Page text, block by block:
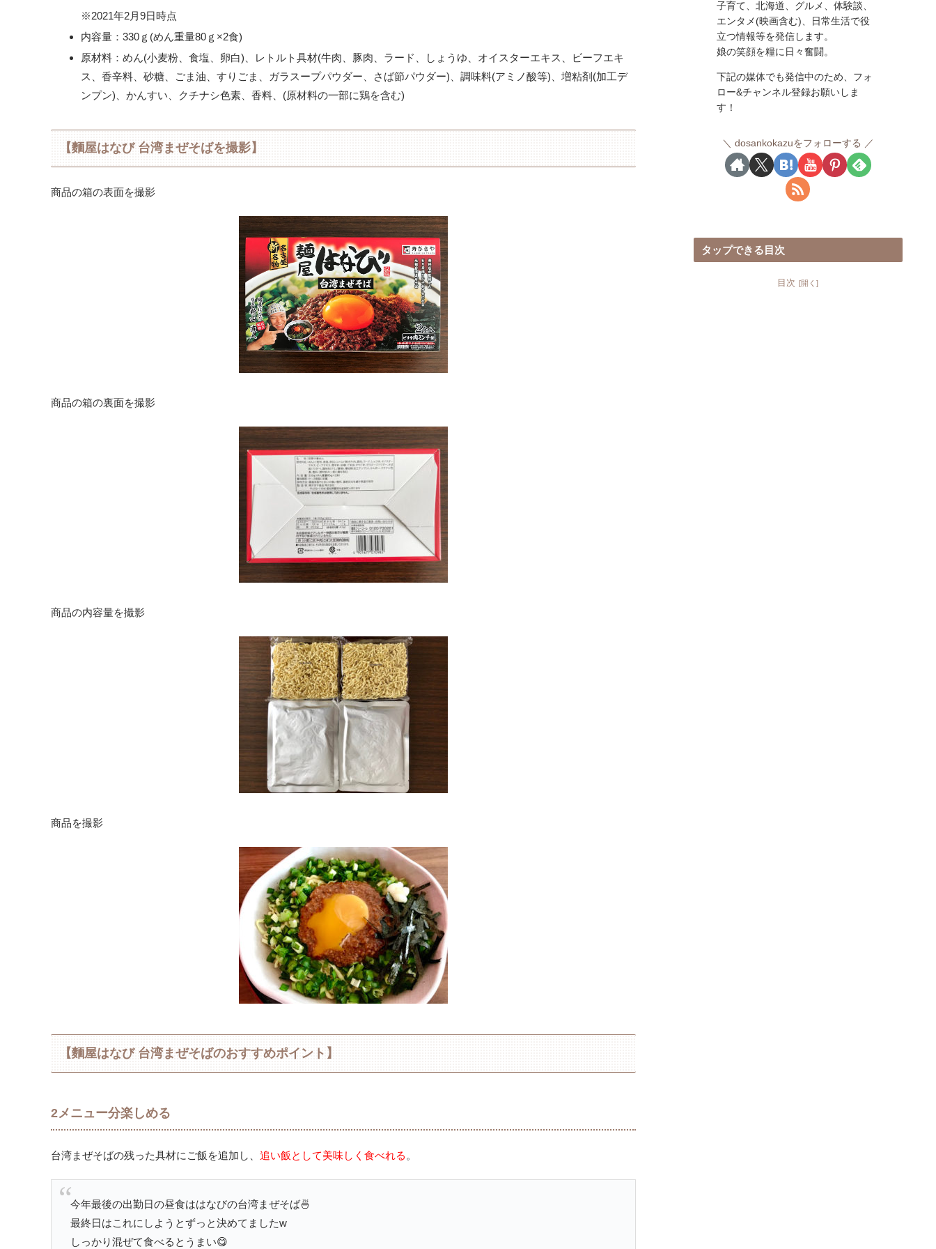
※2021年2月9日時点
内容量：330ｇ(めん重量80ｇ×2食)
原材料：めん(小麦粉、食塩、卵白)、レトルト具材(牛肉、豚肉、ラード、しょうゆ、オイスターエキス、ビーフエキ
ス、香辛料、砂糖、ごま油、すりごま、ガラスープパウダー、さば節パウダー)、調味料(アミノ酸等)、増粘剤(加工デ
ンプン)、かんすい、クチナシ色素、香料、(原材料の一部に鶏を含む)
【麵屋はなび 台湾まぜそばを撮影】
商品の箱の表面を撮影
商品の箱の裏面を撮影
商品の内容量を撮影
商品を撮影
【麵屋はなび 台湾まぜそばのおすすめポイント】
2メニュー分楽しめる
台湾まぜそばの残った具材にご飯を追加し、 追い飯として美味しく食べれる 。
今年最後の出勤日の昼食ははなびの台湾まぜそば🍜
最終日はこれにしようとずっと決めてましたw
しっかり混ぜて食べるとうまい😋
子育て、北海道、グルメ、体験談、
エンタメ(映画含む)、日常生活で役
立つ情報等を発信します。
娘の笑顔を糧に日々奮闘。
下記の媒体でも発信中のため、フォ
ロー&チャンネル登録お願いしま
す！
dosankokazuをフォローする
タップできる目次
目次